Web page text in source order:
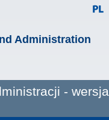
Administration
- wersja